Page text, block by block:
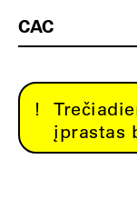
CAC
įprastas